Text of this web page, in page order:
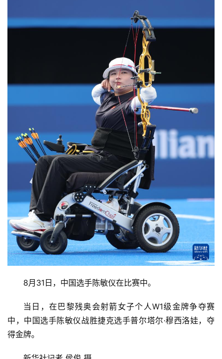
8月31日，中国选手陈敏仪在比赛中。
当日，在巴黎残奥会射箭女子个人W1级金牌争夺赛
中，中国选手陈敏仪战胜捷克选手普尔塔尔·穆西洛娃，夺
得金牌。